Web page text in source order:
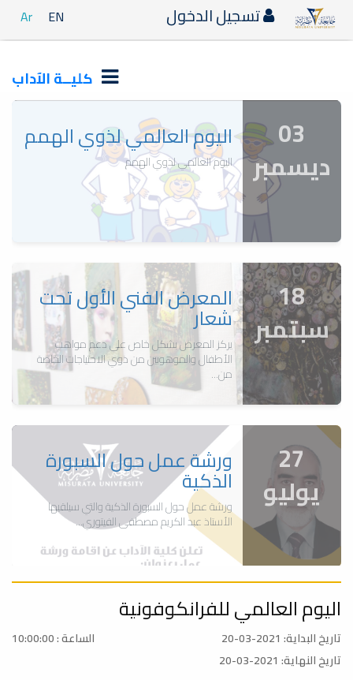
Ar EN تسجيل الدخول
كليــة الآداب
03
ديسمبر
اليوم العالمي لذوي الهمم
اليوم العالمي لذوي الهمم
18
سبتمبر
المعرض الفني الأول تحت
شعار
يركز المعرض بشكل خاص على دعم مواهب
الأطفال والموهوبين من ذوي الاحتياجات الخاصة
من...
27
يوليو
ورشة عمل حول السبورة
الذكية
ورشة عمل حول السبورة الذكية والتي سيلقيها
الأستاذ عبد الكريم مصطفى الفيتوري...
03
مارس
ورشة عمل حول معيار
خدمة المجتمع (الجزء الأول)
ورشة عمل حول معيار خدمة المجتمع
اليوم العالمي للفرانكوفونية
تاريخ البداية: 2021-03-20
تاريخ النهاية: 2021-03-20
الساعة : 10:00:00